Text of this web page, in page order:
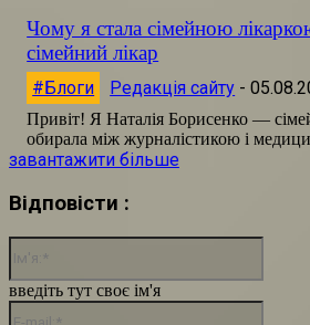
Чому я стала сімейною
сімейний лікар
#Блоги Редакція сайту -
Привіт! Я Наталія Борисенко —
обирала між журналістикою і
завантажити більше
Відповісти :
введіть тут своє ім'я